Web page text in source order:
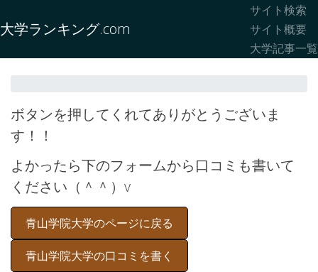
大学ランキング.com
サイト検索
サイト概要
大学記事一覧
ボタンを押してくれてありがとうございま
す！！
よかったら下のフォームから口コミも書いて
ください（＾＾）v
青山学院大学のページに戻る
青山学院大学の口コミを書く